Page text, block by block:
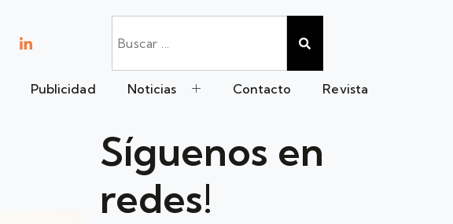
Publicidad Noticias Contacto Revista
Síguenos en
redes!